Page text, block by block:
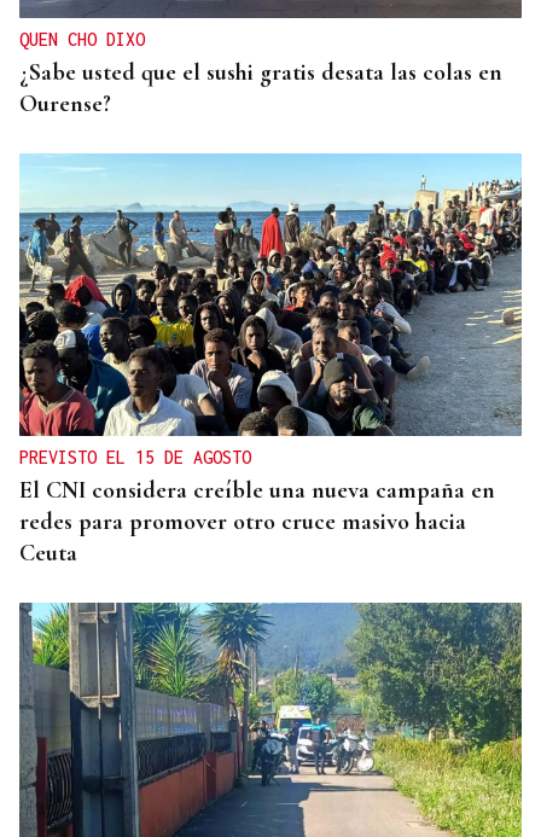
QUEN CHO DIXO
¿Sabe usted que el sushi gratis desata las colas en
Ourense?
PREVISTO EL 15 DE AGOSTO
El CNI considera creíble una nueva campaña en
redes para promover otro cruce masivo hacia
Ceuta